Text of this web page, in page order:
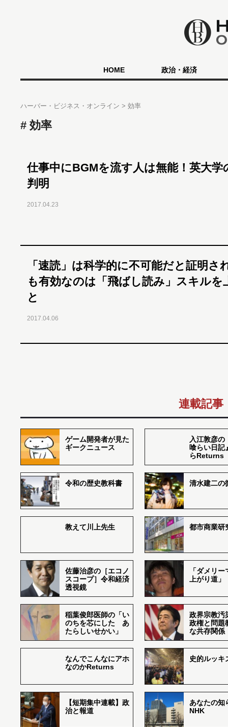
HOME 政治・経済
ハーバー・ビジネス・オンライン 効率
効率
仕事中にBGMを流す人は無能！英大学
判明
2017.04.23
「速読」は科学的に不可能だと証明さ
も有効なのは「飛ばし読み」スキルを
と
2017.04.06
連載記事
ゲーム開発者が見た
ギークニュース
入江敦彦の
喰らい日記
らReturns
令和の歴史教科書 清水建二の
教えて川上先生 都市商業研
佐藤治彦の［エコノ
スコープ］令和経済
透視鏡
「ダメリ
上がり道」
稲葉俊郎医師の「い
のちを芯にした あ
たらしいせかい」
政界宗教汚
政権と問題
な共存関係
なんでこんなにアホ
なのかReturns
史的ルッキ
【短期集中連載】政
治と報道
あなたの知
NHK